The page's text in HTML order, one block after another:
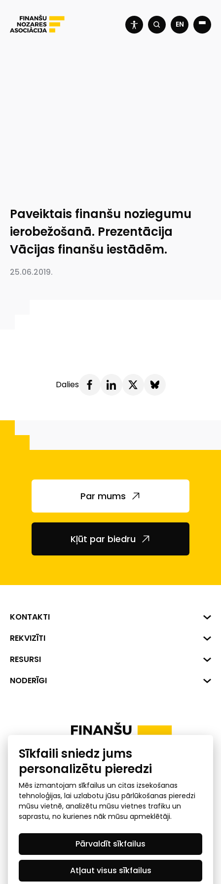
EN
Paveiktais finanšu noziegumu
ierobežošanā. Prezentācija
Vācijas finanšu iestādēm.
25.06.2019.
Dalies
Par mums
Kļūt par biedru
KONTAKTI
Biznesa centrs "VERDE" Roberta
1045
+371 287 18175
REKVIZĪTI
Reģ. Nr. 40008002175
Banka: SEB Banka
RESURSI
Dati
Uzņēmumu kredītspējas kalkulators
NODERĪGI
Ombuds
Privātuma politika
GDPR subjekta piekļuves
pieprasījums
© 2026 Latvijas Finanšu nozares asociācija - visas tiesības
rezervētas
Sīkfaili sniedz jums
personalizētu pieredzi
Mēs izmantojam sīkfailus un citas izsekošanas
tehnoloģijas, lai uzlabotu jūsu pārlūkošanas pieredzi
mūsu vietnē, analizētu mūsu vietnes trafiku un
saprastu, no kurienes nāk mūsu apmeklētāji.
Atļaut visus sīkfailus
Pārvaldīt sīkfailus